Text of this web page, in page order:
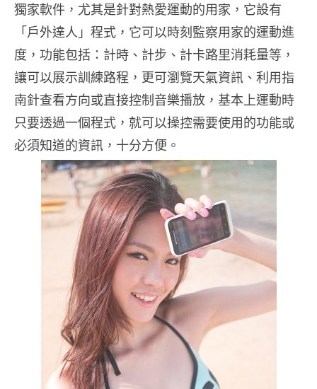
獨家軟件，尤其是針對熱愛運動的用家，它設有
「戶外達人」程式，它可以時刻監察用家的運動進
度，功能包括：計時、計步、計卡路里消耗量等，
讓可以展示訓練路程，更可瀏覽天氣資訊、利用指
南針查看方向或直接控制音樂播放，基本上運動時
只要透過一個程式，就可以操控需要使用的功能或
必須知道的資訊，十分方便。